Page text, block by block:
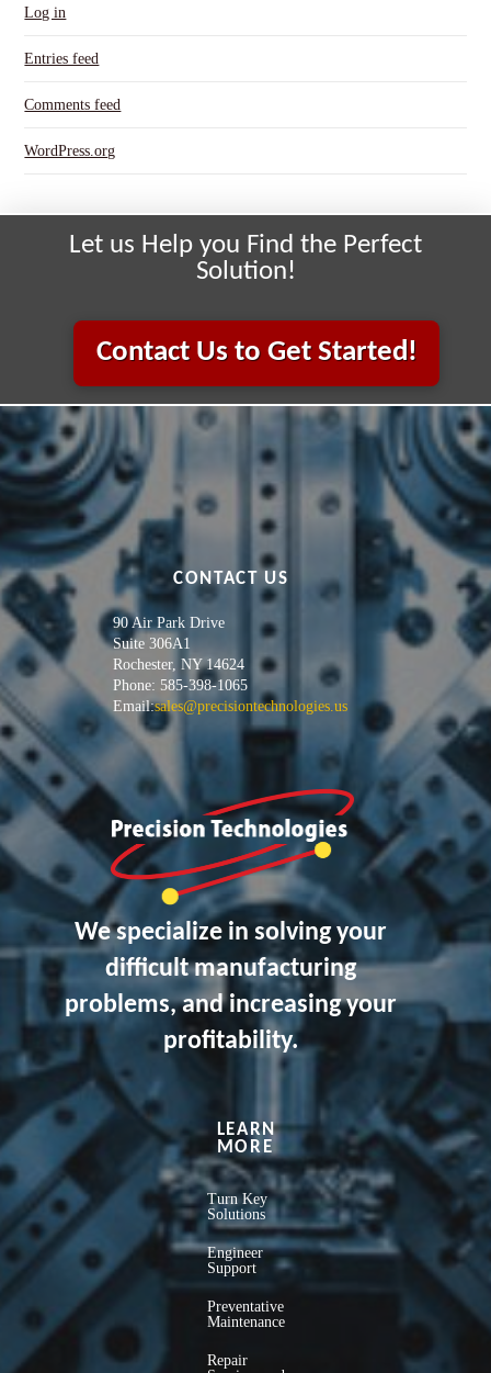
Log in
Entries feed
Comments feed
WordPress.org
Let us Help you Find the Perfect
Solution!
Contact Us to Get Started!
CONTACT US
90 Air Park Drive
Suite 306A1
Rochester, NY 14624
Phone: 585-398-1065
Email:sales@precisiontechnologies.us
We specialize in solving your
difficult manufacturing
problems, and increasing your
profitability.
LEARN
MORE
Turn Key
Solutions
Engineer
Support
Preventative
Maintenance
Repair